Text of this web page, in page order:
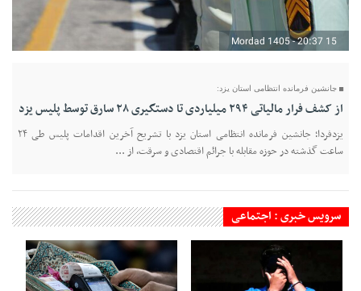
15 Mordad 1405 - 20:37
جانشین فرمانده انتظامی استان یزد:
از کشف فرار مالیاتی ۲۹۴ میلیاردی تا دستگیری ۲۸ سارق توسط پلیس یزد
یزدفردا؛ جانشین فرمانده انتظامی استان یزد با تشریح آخرین اقدامات پلیس طی ۲۴
ساعت گذشته در حوزه مقابله با جرائم اقتصادی و سرقت، از ...
سرویس خبری : اجتماعی